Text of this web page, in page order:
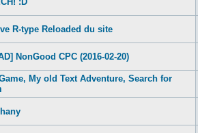
R-type Reloaded du site
NonGood CPC (2016-02-20)
My old Text Adventure, Search for